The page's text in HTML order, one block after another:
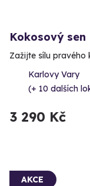
Kokosový sen
Zažijte sílu pravého
Karlovy Vary
(+ 10 dalších
3 290 Kč
AKCE